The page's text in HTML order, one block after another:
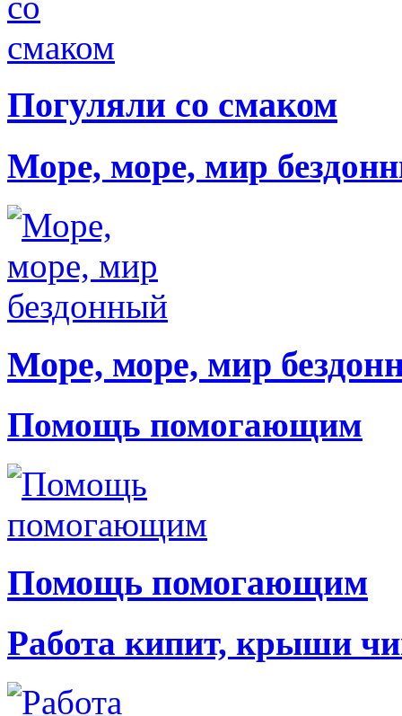
Погуляли со смаком
Море, море, мир
Море, море, мир
Помощь помогающим
Помощь помогающим
Работа кипит, крыши